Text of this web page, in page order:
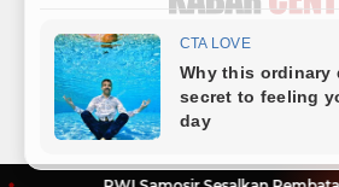
FacebookInstagram
Twitter
Redaksi Sitemap Hubungi